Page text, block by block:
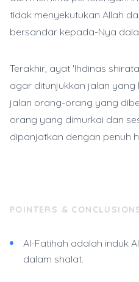
tidak menyekutukan Allah
bersandar kepada-Nya
Terakhir, ayat 'Ihdinas
agar ditunjukkan jalan yang
jalan orang-orang yang
orang yang dimurkai dan
dipanjatkan dengan penuh
POINTERS &
Al-Fatihah adalah induk
dalam shalat.